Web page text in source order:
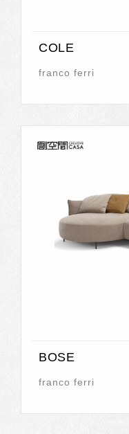
COLE
franco ferri
BOSE
franco ferri